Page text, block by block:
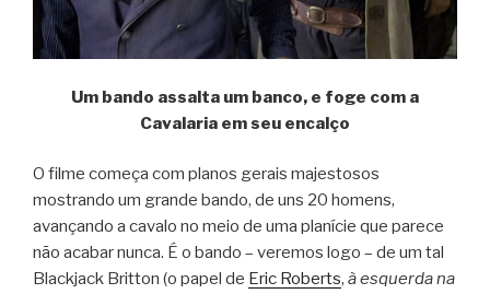
Um bando assalta um banco, e foge com a
Cavalaria em seu encalço
O filme começa com planos gerais majestosos
mostrando um grande bando, de uns 20 homens,
avançando a cavalo no meio de uma planície que parece
não acabar nunca. É o bando – veremos logo – de um tal
Blackjack Britton (o papel de Eric Roberts, à esquerda na